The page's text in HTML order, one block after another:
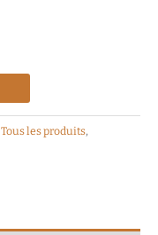
Tous les produits,